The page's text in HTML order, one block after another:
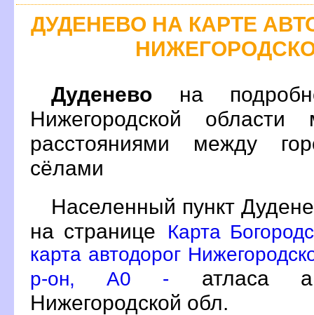
ДУДЕНЕВО НА КАРТЕ
Дуденево на
Нижегородской
расстояниями между
сёлами
Населенный пункт
на странице
Карта
карта автодорог
р-он, A0 -
атласа
Нижегородской обл.